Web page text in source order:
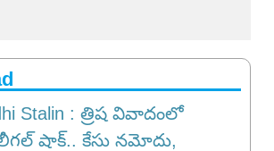
Stalin : త్రిష వివాదంలో
షాక్.. కేసు నమోదు,